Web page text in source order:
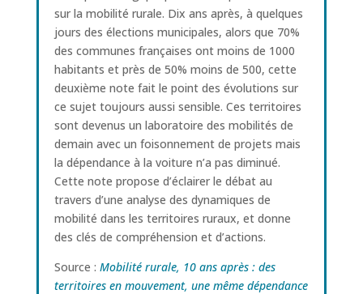
sur la mobilité rurale. Dix ans après, à quelques
jours des élections municipales, alors que 70%
des communes françaises ont moins de 1000
habitants et près de 50% moins de 500, cette
deuxième note fait le point des évolutions sur
ce sujet toujours aussi sensible. Ces territoires
sont devenus un laboratoire des mobilités de
demain avec un foisonnement de projets mais
la dépendance à la voiture n’a pas diminué.
Cette note propose d’éclairer le débat au
travers d’une analyse des dynamiques de
mobilité dans les territoires ruraux, et donne
des clés de compréhension et d’actions.
Source : Mobilité rurale, 10 ans après : des
territoires en mouvement, une même dépendance